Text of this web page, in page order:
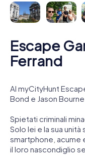
Escape
Ferrand
Al myCityHunt
Bond e Jason
Spietati criminali
Solo lei e la sua
smartphone, acume
il loro nascondiglio